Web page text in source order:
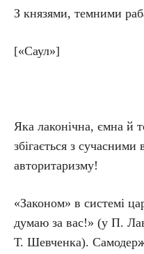
З князями, темними
[«Саул»]
Яка лаконічна, ємна й
збігається з сучасними
авторитаризму!
«Законом» в системі
думаю за вас!» (у П.
Т. Шевченка).